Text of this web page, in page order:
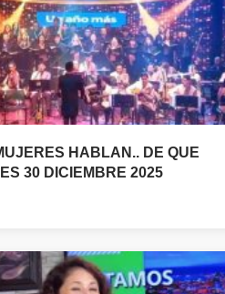
HABLAN.. DE QUE
30 DICIEMBRE 2025